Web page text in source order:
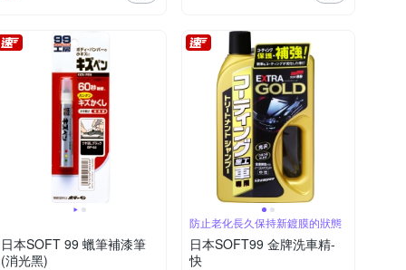
日本SOFT 99 蠟筆補漆筆
(消光黑)
防止老化長久保持新鍍膜的狀態
日本SOFT99 金牌洗車精-
快